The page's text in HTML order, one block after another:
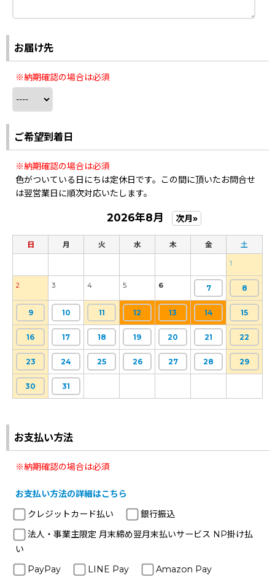
お届け先
※納期確認の場合は必須
ご希望到着日
※納期確認の場合は必須
色がついている日にちは定休日です。この間に頂いたお問合せ
は翌営業日に順次対応いたします。
2026年8月 次月»
日 月 火 水 木 金 土
1
2 3 4 5 6 7 8
9 10 11 12 13 14 15
16 17 18 19 20 21 22
23 24 25 26 27 28 29
30 31
お支払い方法
※納期確認の場合は必須
お支払い方法の詳細はこちら
クレジットカード払い
銀行振込
法人・事業主限定 月末締め翌月末払いサービス NP掛け払
い
PayPay
LINE Pay
Amazon Pay